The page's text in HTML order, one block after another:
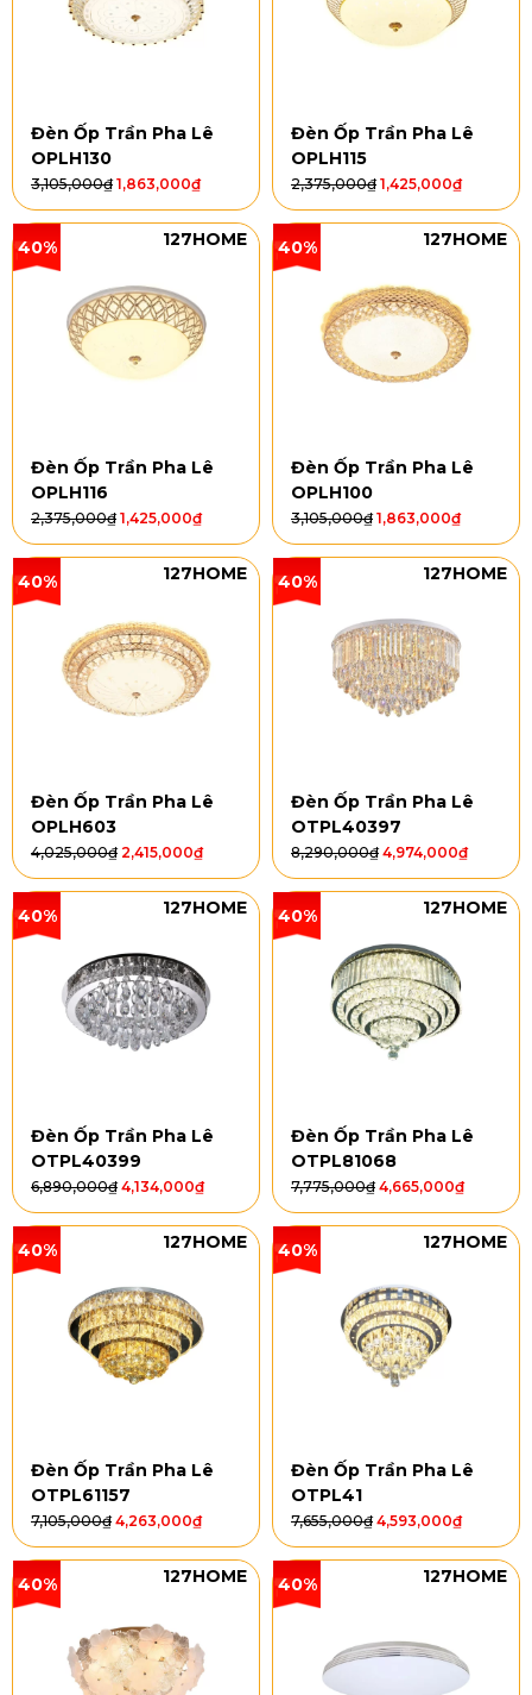
Đèn Ốp Trần Pha Lê
OPLH130
3,105,000₫ 1,863,000₫
Đèn Ốp Trần Pha Lê
OPLH115
2,375,000₫ 1,425,000₫
40% 127HOME
Đèn Ốp Trần Pha Lê
OPLH116
2,375,000₫ 1,425,000₫
40% 127HOME
Đèn Ốp Trần Pha Lê
OPLH100
3,105,000₫ 1,863,000₫
40% 127HOME
Đèn Ốp Trần Pha Lê
OPLH603
4,025,000₫ 2,415,000₫
40% 127HOME
Đèn Ốp Trần Pha Lê
OTPL40397
8,290,000₫ 4,974,000₫
40% 127HOME
Đèn Ốp Trần Pha Lê
OTPL40399
6,890,000₫ 4,134,000₫
40% 127HOME
Đèn Ốp Trần Pha Lê
OTPL81068
7,775,000₫ 4,665,000₫
40% 127HOME
Đèn Ốp Trần Pha Lê
OTPL61157
7,105,000₫ 4,263,000₫
40% 127HOME
Đèn Ốp Trần Pha Lê
OTPL41
7,655,000₫ 4,593,000₫
40% 127HOME 40% 127HOME